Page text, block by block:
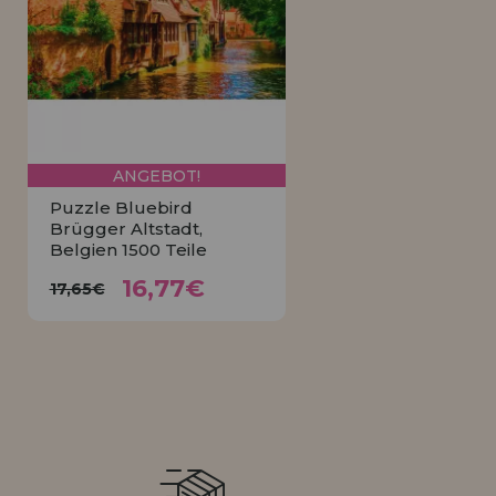
LIQUIDIÉRUNG
INFORMATIONEN
NEUER KUNDE
ANGEBOT!
Puzzle Bluebird
Brügger Altstadt,
Belgien 1500 Teile
17,65€ 16,77€